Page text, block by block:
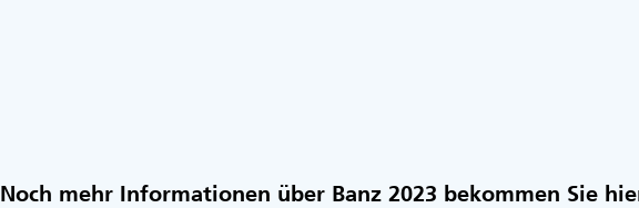
Noch mehr Informationen über Banz 2023 bekommen Sie